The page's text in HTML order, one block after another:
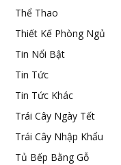
Thể Thao
Thiết Kế Phòng Ngủ
Tin Nổi Bật
Tin Tức
Tin Tức Khác
Trái Cây Ngày Tết
Trái Cây Nhập Khẩu
Tủ Bếp Bằng Gỗ